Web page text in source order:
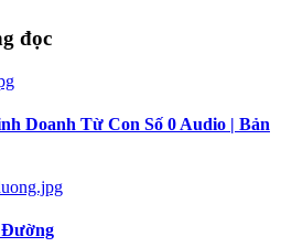
đọc
Doanh Từ Con Số 0 Audio | Bản